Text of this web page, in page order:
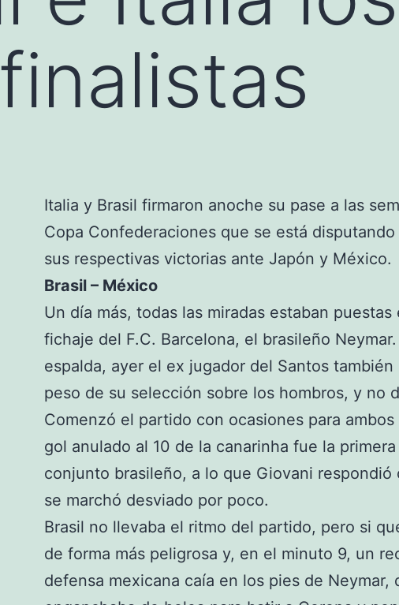
Italia y Brasil firmaron anoche su pase a las
Copa Confederaciones que se está
sus respectivas victorias ante Japón y México.
Brasil – México
Un día más, todas las miradas estaban
fichaje del F.C. Barcelona, el brasileño
espalda, ayer el ex jugador del Santos
peso de su selección sobre los hombros, y no
Comenzó el partido con ocasiones para
gol anulado al 10 de la canarinha fue la
conjunto brasileño, a lo que Giovani respondió
se marchó desviado por poco.
Brasil no llevaba el ritmo del partido, pero si
de forma más peligrosa y, en el minuto 9, un
defensa mexicana caía en los pies de Neymar,